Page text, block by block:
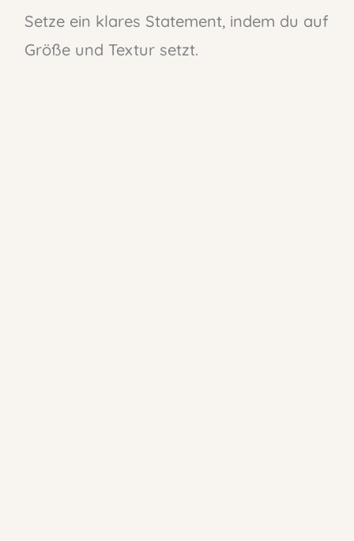
Setze ein klares Statement, indem du auf
Größe und Textur setzt.